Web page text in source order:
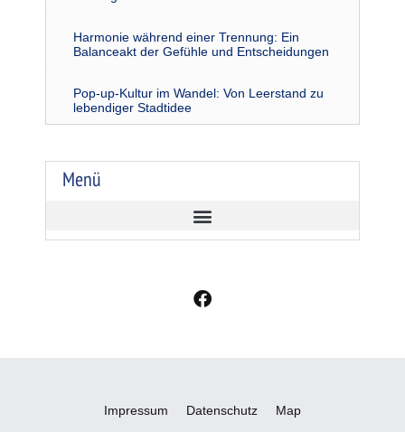
Harmonie während einer Trennung: Ein
Balanceakt der Gefühle und Entscheidungen
Pop-up-Kultur im Wandel: Von Leerstand zu
lebendiger Stadtidee
Menü
F
a
o
k
Impressum Datenschutz Map